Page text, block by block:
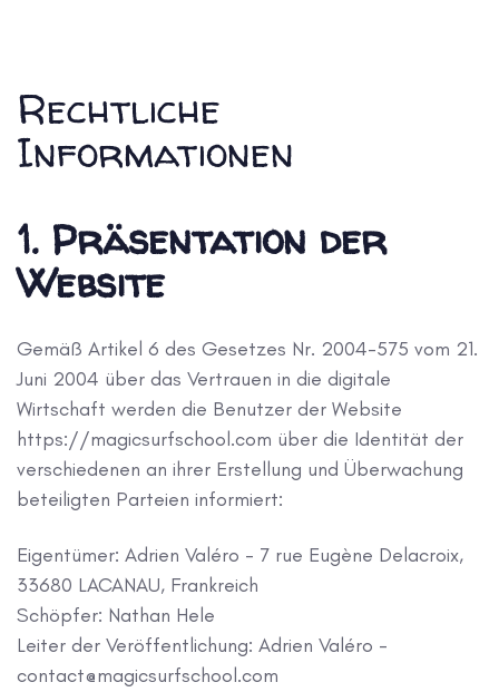
Rechtliche
Informationen
1. Präsentation der
Website
Gemäß Artikel 6 des Gesetzes Nr. 2004-575 vom 21.
Juni 2004 über das Vertrauen in die digitale
Wirtschaft werden die Benutzer der Website
https://magicsurfschool.com über die Identität der
verschiedenen an ihrer Erstellung und Überwachung
beteiligten Parteien informiert:
Eigentümer: Adrien Valéro - 7 rue Eugène Delacroix,
33680 LACANAU, Frankreich
Schöpfer: Nathan Hele
Leiter der Veröffentlichung: Adrien Valéro -
contact@magicsurfschool.com